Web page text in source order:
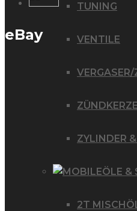
TUNING
VENTILE
ZYLINDER
ÖLE &
2T
eBay